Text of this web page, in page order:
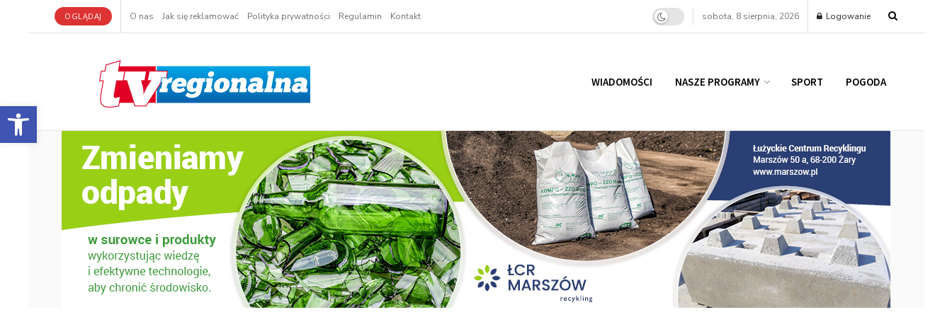
Otwórz pasek narzędzi
OGLĄDAJ O nas Jak się reklamować Polityka prywatności Regulamin Kontakt sobota, 8 sierpnia, 2026 Logowanie
WIADOMOŚCI NASZE PROGRAMY SPORT POGODA